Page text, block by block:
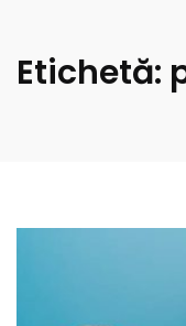
Etichetă: